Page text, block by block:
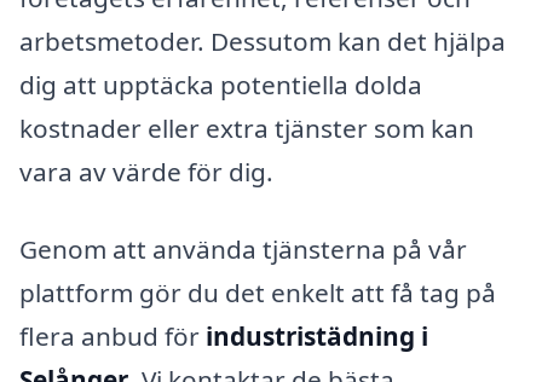
arbetsmetoder. Dessutom kan det hjälpa
dig att upptäcka potentiella dolda
kostnader eller extra tjänster som kan
vara av värde för dig.
Genom att använda tjänsterna på vår
plattform gör du det enkelt att få tag på
flera anbud för industristädning i